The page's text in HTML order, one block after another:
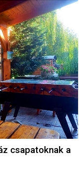
csapatoknak a